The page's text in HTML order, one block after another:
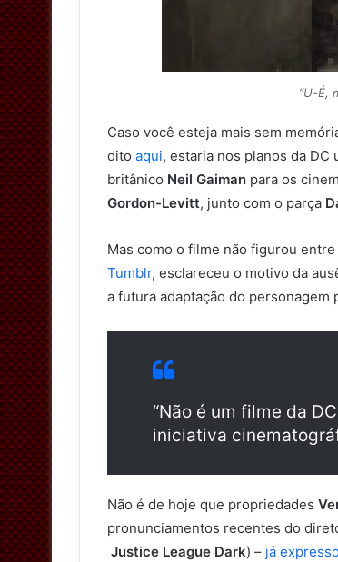
“U-É,
Caso você esteja mais sem
dito aqui, estaria nos planos da DC
britânico Neil Gaiman para os
Gordon-Levitt, junto com o parça
Mas como o filme não figurou
Tumblr, esclareceu o motivo da
a futura adaptação do personagem
“Não é um filme da
iniciativa
Não é de hoje que propriedades
pronunciamentos recentes do
Justice League Dark) – já